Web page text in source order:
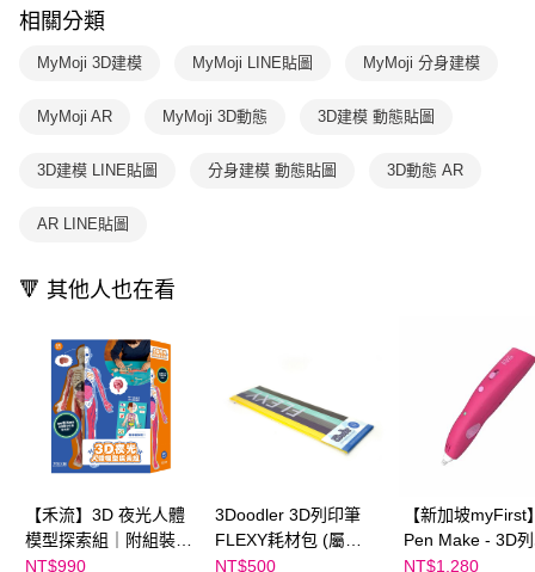
相關分類
MyMoji 3D建模 MyMoji LINE貼圖 MyMoji 分身建模
MyMoji AR MyMoji 3D動態 3D建模 動態貼圖
3D建模 LINE貼圖 分身建模 動態貼圖 3D動態 AR
AR LINE貼圖
🔻 其他人也在看
【禾流】3D 夜光人體
模型探索組｜附組裝說
明書及加大海報
NT$990
3Doodler 3D列印筆
FLEXY耗材包 (屬
Create筆專用顏料)
NT$500
【新加坡myFirst
Pen Make - 3D
(紅色)
NT$1,280